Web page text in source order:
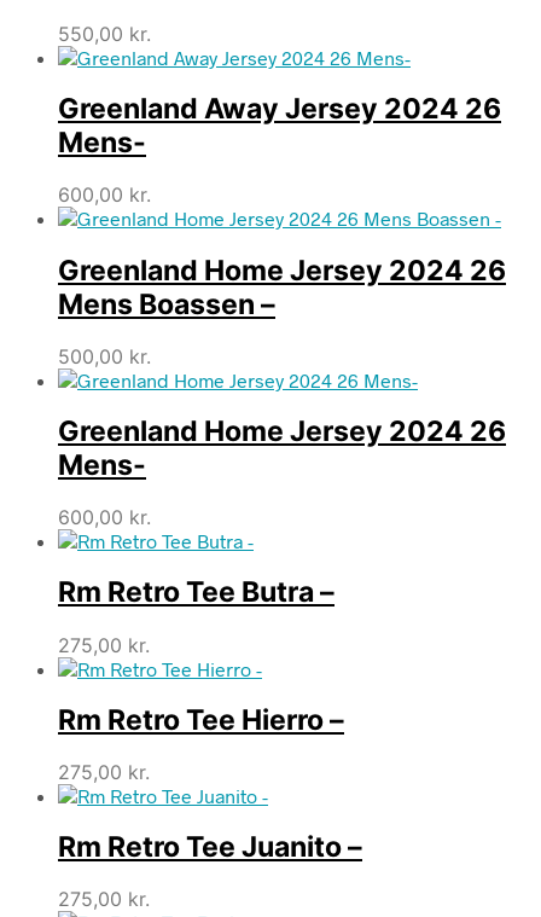
550,00 kr.
Greenland Away Jersey 2024 26
Mens-
600,00 kr.
Greenland Home Jersey 2024 26
Mens Boassen –
500,00 kr.
Greenland Home Jersey 2024 26
Mens-
600,00 kr.
Rm Retro Tee Butra –
275,00 kr.
Rm Retro Tee Hierro –
275,00 kr.
Rm Retro Tee Juanito –
275,00 kr.